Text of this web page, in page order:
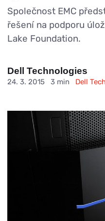
Společnost EMC
řešení na podporu
Lake Foundation.
Dell Technologies
24. 3. 2015 3 min Dell